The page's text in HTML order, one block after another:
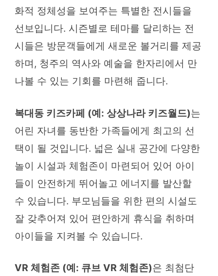
화적 정체성을 보여주는 특별한 전시들을
선보입니다. 시즌별로 테마를 달리하는 전
시들은 방문객들에게 새로운 볼거리를 제공
하며, 청주의 역사와 예술을 한자리에서 만
나볼 수 있는 기회를 마련해 줍니다.
복대동 키즈카페 (예: 상상나라 키즈월드)는
어린 자녀를 동반한 가족들에게 최고의 선
택이 될 것입니다. 넓은 실내 공간에 다양한
놀이 시설과 체험존이 마련되어 있어 아이
들이 안전하게 뛰어놀고 에너지를 발산할
수 있습니다. 부모님들을 위한 편의 시설도
잘 갖추어져 있어 편안하게 휴식을 취하며
아이들을 지켜볼 수 있습니다.
VR 체험존 (예: 큐브 VR 체험존)은 최첨단